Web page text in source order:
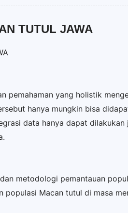
TUTUL JAWA
pemahaman yang holistik
hanya mungkin bisa
data hanya dapat
metodologi pemantauan
populasi Macan tutul di masa